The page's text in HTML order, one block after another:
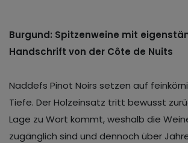
Burgund: Spitzenweine mit
Handschrift von der Côte de Nuits
Naddefs Pinot Noirs setzen auf
Tiefe. Der Holzeinsatz tritt bewusst
Lage zu Wort kommt, weshalb die
zugänglich sind und dennoch über